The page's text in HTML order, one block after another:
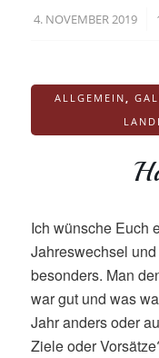
4. NOVEMBER 2019
/
ALLGEMEIN
Ich wünsche Euch
Jahreswechsel
besonders. Man
war gut und was
Jahr anders oder
Ziele oder